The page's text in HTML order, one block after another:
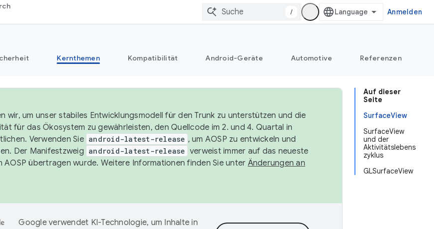
/ Anmelden
Kernthemen Kompatibilität Android-Geräte Automotive Referenzen
Auf dieser
Seite
SurfaceView
SurfaceView
und der
Aktivitätslebens
zyklus
GLSurfaceView
wir, um unser stabiles Entwicklungsmodell für den Trunk zu unterstützen und die
für das Ökosystem zu gewährleisten, den Quellcode im 2. und 4. Quartal in
Verwenden Sie android-latest-release , um AOSP zu entwickeln und
Der Manifestzweig android-latest-release verweist immer auf das neueste
AOSP übertragen wurde. Weitere Informationen finden Sie unter Änderungen an
Google verwendet KI-Technologie, um Inhalte in